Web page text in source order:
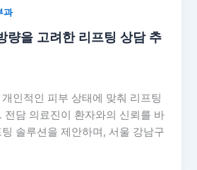
과
량을 고려한 리프팅 상담 추
인적인 피부 상태에 맞춰 리프팅
전담 의료진이 환자와의 신뢰를 바
솔루션을 제안하며, 서울 강남구